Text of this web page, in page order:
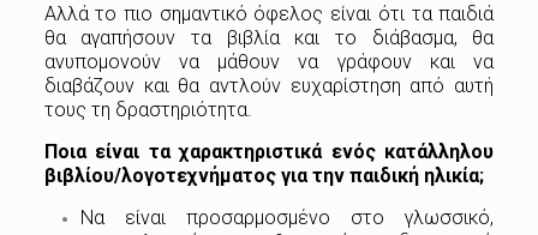
Αλλά το πιο σημαντικό όφελος είναι ότι τα παιδιά
θα αγαπήσουν τα βιβλία και το διάβασμα, θα
ανυπομονούν να μάθουν να γράφουν και να
διαβάζουν και θα αντλούν ευχαρίστηση από αυτή
τους τη δραστηριότητα.
Ποια είναι τα χαρακτηριστικά ενός κατάλληλου
βιβλίου/λογοτεχνήματος για την παιδική ηλικία;
Να είναι προσαρμοσμένο στο γλωσσικό,